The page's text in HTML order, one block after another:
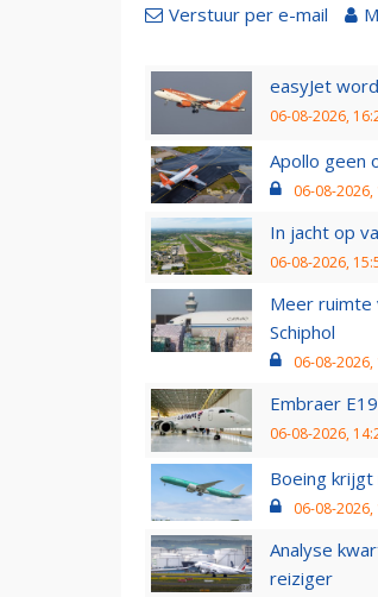
Verstuur per e-mail
easyJet
06-08-2026,
Apollo geen
06-08-2026,
In jacht op
06-08-2026,
Meer ruimte
Schiphol
06-08-2026,
Embraer
06-08-2026,
Boeing
06-08-2026,
Analyse
reiziger